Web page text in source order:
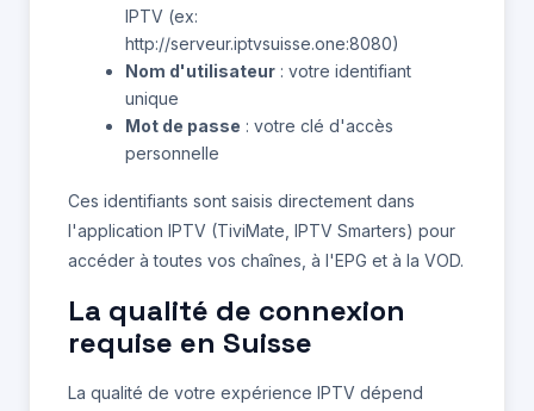
IPTV (ex:
http://serveur.iptvsuisse.one:8080)
Nom d'utilisateur : votre identifiant
unique
Mot de passe : votre clé d'accès
personnelle
Ces identifiants sont saisis directement dans
l'application IPTV (TiviMate, IPTV Smarters) pour
accéder à toutes vos chaînes, à l'EPG et à la VOD.
La qualité de connexion
requise en Suisse
La qualité de votre expérience IPTV dépend